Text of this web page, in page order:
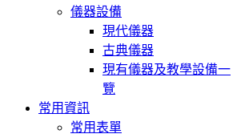
儀器設備
現代儀器
古典儀器
現有儀器及教學設備一
覽
常用資訊
常用表單